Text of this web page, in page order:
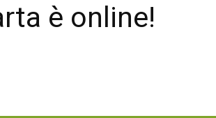
è online!